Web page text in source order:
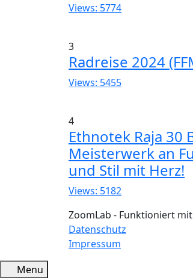
Views: 5774
3
Radreise 2024
Views: 5455
4
Ethnotek Raja 30
Meisterwerk an
und Stil mit Herz!
Views: 5182
ZoomLab - Funktioniert
Datenschutz
Impressum
Menu